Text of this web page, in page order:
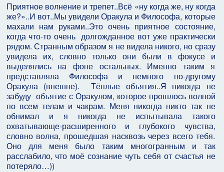
Приятное волнение и трепет..Всё «ну когда же, ну когда
же?»..И вот..Мы увидели Оракула и Философа, которые
махали нам руками..Это очень приятное состояние,
когда что-то очень долгожданное вот уже практически
рядом. Странным образом я не видела никого, но сразу
увидела их, словно только они были в фокусе и
выделялись на фоне остальных. Именно таким я
представляла Философа и немного по-другому
Оракула (внешне). Тёплые объятия..Я никогда не
забуду объятие с Оракулом, которое прошлось волной
по всем телам и чакрам. Меня никогда никто так не
обнимал и я никогда не испытывала такого
охватывающе-расширенного и глубокого чувства,
словно волна, прошедшая насквозь через всего тебя.
Оно для меня было таким многогранным и так
расслабило, что моё сознание чуть себя от счастья не
потеряло…))